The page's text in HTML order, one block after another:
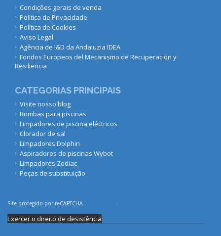
Condições gerais de venda
Política de Privacidade
Política de Cookies
Aviso Legal
Agência de I&D da Andaluzia IDEA
Fondos Europeos del Mecanismo de Recuperación y
Resiliencia
CATEGORIAS PRINCIPAIS
Visite nosso blog
Bombas para piscinas
Limpadores de piscina eléctricos
Clorador de sal
Limpadores Dolphin
Aspiradores de piscinas Wybot
Limpadores Zodiac
Peças de substituição
Site protegido por reCAPTCHA. -
Exercer o direito de desistência